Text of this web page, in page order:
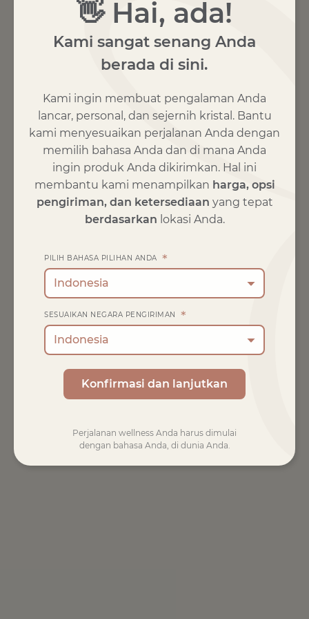
👋 Hai, ada!
Kami sangat senang Anda
berada di sini.
Kami ingin membuat pengalaman Anda
lancar, personal, dan sejernih kristal. Bantu
kami menyesuaikan perjalanan Anda dengan
memilih bahasa Anda dan di mana Anda
ingin produk Anda dikirimkan. Hal ini
membantu kami menampilkan harga, opsi
pengiriman, dan ketersediaan yang tepat
berdasarkan lokasi Anda.
PILIH BAHASA PILIHAN ANDA *
Indonesia
SESUAIKAN NEGARA PENGIRIMAN *
Indonesia
Konfirmasi dan lanjutkan
Perjalanan wellness Anda harus dimulai
dengan bahasa Anda, di dunia Anda.